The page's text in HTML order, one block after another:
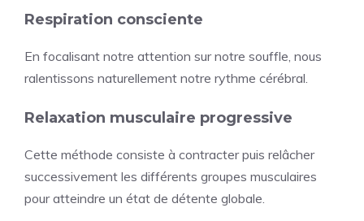
Respiration consciente
En focalisant notre attention sur notre souffle, nous
ralentissons naturellement notre rythme cérébral.
Relaxation musculaire progressive
Cette méthode consiste à contracter puis relâcher
successivement les différents groupes musculaires
pour atteindre un état de détente globale.